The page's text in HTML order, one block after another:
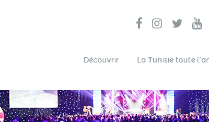
Découvrir La Tunisie toute